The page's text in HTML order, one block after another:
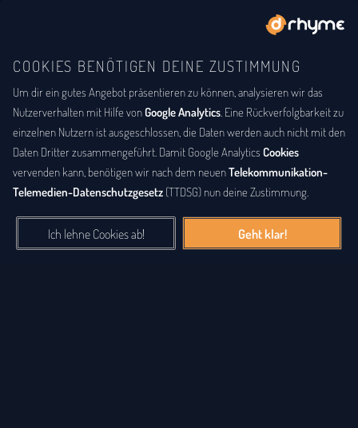
COOKIES BENÖTIGEN DEINE ZUSTIMMUNG
Um dir ein gutes Angebot präsentieren zu können, analysieren wir das
Nutzerverhalten mit Hilfe vonGoogle Analytics. Eine Rückverfolgbarkeit zu
einzelnen Nutzern ist ausgeschlossen, die Daten werden auch nicht mit den
Daten Dritter zusammengeführt. Damit Google Analytics Cookies
vervenden kann, benötigen wir nach dem neuenTelekommunikation-
Telemedien-Datenschutzgesetz (TTDSG) nun deine Zustimmung.
Ich lehne Cookies ab! Geht klar!
BUCHSTABENTAUSCH ANAGRAMM
Anagramm-Lexikon
DasAnagrammlexikonbietet eine alphabetische Auflistung aller
Wörter, zu denen Anagramme existieren. EinAnagrammist eine
Buchstabenfolge, die durch Vertauschung der Buchstaben einer
Wörter und auch ganze Sätze sein. Bei diesem Lexikon hingegen
geht es einzig um real existierende, einzelne Wörter, die durch